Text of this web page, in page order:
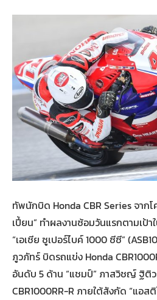
ทัพนักบิด Honda CBR Series จากโ
เปี้ยน” ทำผลงานซ้อมวันแรกตามเป้
“เอเชีย ซูเปอร์ไบค์ 1000 ซีซี”
ภูวภัทร์ บิดรถแข่ง Honda
อันดับ 5 ด้าน “แชมป์” ภาสวิชญ์ ฐิติ
CBR1000RR-R ภายใต้สังกัด “แอส